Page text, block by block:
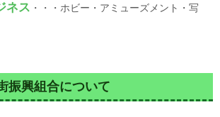
ネス ・・・ホビー・アミューズメント・写
振興組合について